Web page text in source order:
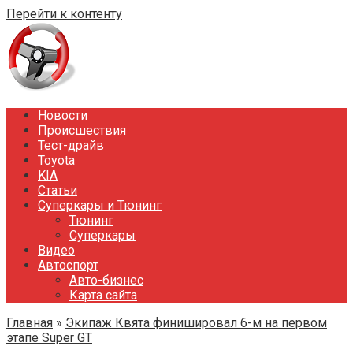
Перейти к контенту
Новости
Происшествия
Тест-драйв
Toyota
KIA
Статьи
Суперкары и Тюнинг
Тюнинг
Суперкары
Видео
Автоспорт
Авто-бизнес
Карта сайта
Главная » Экипаж Квята финишировал 6-м на первом
этапе Super GT